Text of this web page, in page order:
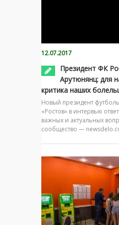
12.07.2017
Президент ФК
Арутюнянц: для
критика наших
Новый президент
«Ростов» в интервью
важных и актуальных
сообщество —